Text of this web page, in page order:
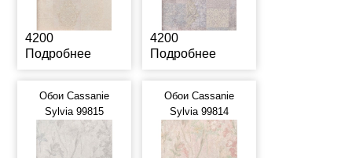
4200
Подробнее
4200
Подробнее
Обои Cassanie
Sylvia 99815
Обои Cassanie
Sylvia 99814